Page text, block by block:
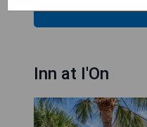
VER EL
Inn at I'On